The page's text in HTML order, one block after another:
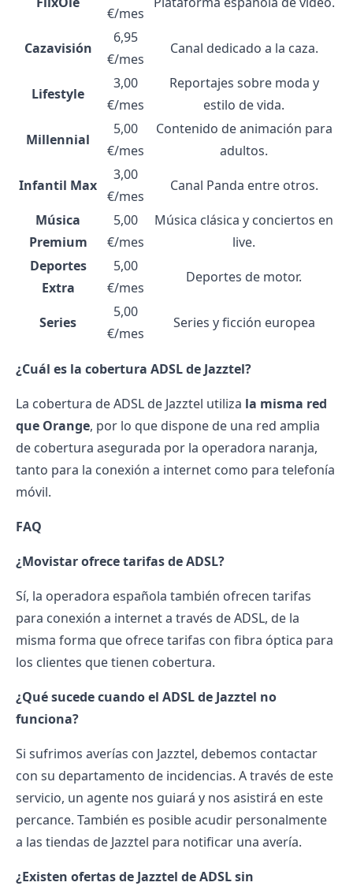
€/mes
Cazavisión
6,95
€/mes
Canal dedicado a la caza.
Lifestyle
3,00
€/mes
Reportajes sobre moda y
estilo de vida.
Millennial
5,00
€/mes
Contenido de animación para
adultos.
Infantil Max
3,00
€/mes
Canal Panda entre otros.
Música
Premium
5,00
€/mes
Música clásica y conciertos en
live.
Deportes
Extra
5,00
€/mes
Deportes de motor.
Series
5,00
€/mes
Series y ficción europea
¿Cuál es la cobertura ADSL de Jazztel?
La cobertura de ADSL de Jazztel utiliza la misma red
que Orange, por lo que dispone de una red amplia
de cobertura asegurada por la operadora naranja,
tanto para la conexión a internet como para telefonía
móvil.
FAQ
¿Movistar ofrece tarifas de ADSL?
Sí, la operadora española también ofrecen tarifas
para conexión a internet a través de ADSL, de la
misma forma que ofrece tarifas con fibra óptica para
los clientes que tienen cobertura.
¿Qué sucede cuando el ADSL de Jazztel no
funciona?
Si sufrimos averías con Jazztel, debemos contactar
con su departamento de incidencias. A través de este
servicio, un agente nos guiará y nos asistirá en este
percance. También es posible acudir personalmente
a las tiendas de Jazztel para notificar una avería.
¿Existen ofertas de Jazztel de ADSL sin